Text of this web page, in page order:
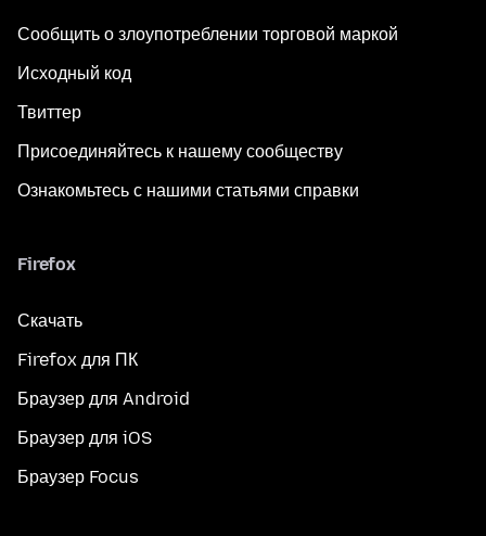
Сообщить о злоупотреблении торговой маркой
Исходный код
Твиттер
Присоединяйтесь к нашему сообществу
Ознакомьтесь с нашими статьями справки
Firefox
Скачать
Firefox для ПК
Браузер для Android
Браузер для iOS
Браузер Focus